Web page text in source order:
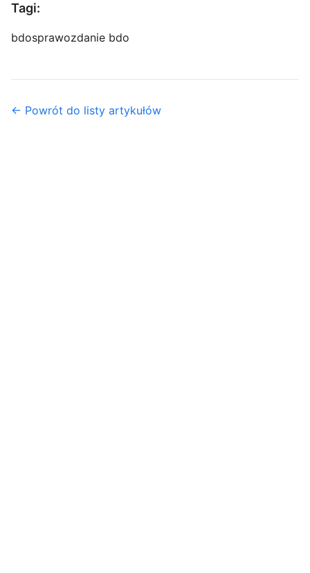
Tagi:
bdosprawozdanie bdo
← Powrót do listy artykułów